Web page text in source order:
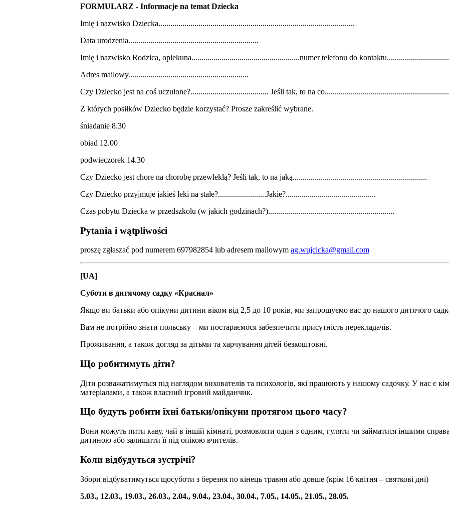
FORMULARZ - Informacje na temat Dziecka
Imię i nazwisko Dziecka..................................................................................................
Data urodzenia.................................................................
Imię i nazwisko Rodzica, opiekuna......................................................numer telefonu do
Adres mailowy............................................................
Czy Dziecko jest na coś uczulone?....................................... Jeśli tak, to na
Z których posiłków Dziecko będzie korzystać? Prosze zakreślić wybrane.
śniadanie 8.30
obiad 12.00
podwieczorek 14.30
Czy Dziecko jest chore na chorobę przewlekłą? Jeśli tak, to na jaką...................................................................
Czy Dziecko przyjmuje jakieś leki na stałe?........................Jakie?.............................................
Czas pobytu Dziecka w przedszkolu (w jakich godzinach?)...............................................................
Pytania i wątpliwości
proszę zgłaszać pod numerem 697982854 lub adresem mailowym ag.wujcicka@gmail.com
[UA]
Суботи в дитячому садку «Краснал»
Якщо ви батьки або опікуни дитини віком від 2,5 до 10 років, ми запрошуємо вас до нашого дитячого
Вам не потрібно знати польську – ми постараємося забезпечити присутність перекладачів.
Проживання, а також догляд за дітьми та харчування дітей безкоштовні.
Що робитимуть діти?
Діти розважатимуться під наглядом вихователів та психологів, які працюють у нашому садочку. У нас є
матеріалами, а також власний ігровий майданчик.
Що будуть робити їхні батьки/опікуни протягом цього часу?
Вони можуть пити каву, чай в іншій кімнаті, розмовляти один з одним, гуляти чи займатися іншими
дитиною або залишити її під опікою вчителів.
Коли відбудуться зустрічі?
Збори відбуватимуться щосуботи з березня по кінець травня або довше (крім 16 квітня – святкові дні)
5.03., 12.03., 19.03., 26.03., 2.04., 9.04., 23.04., 30.04., 7.05., 14.05., 21.05., 28.05.